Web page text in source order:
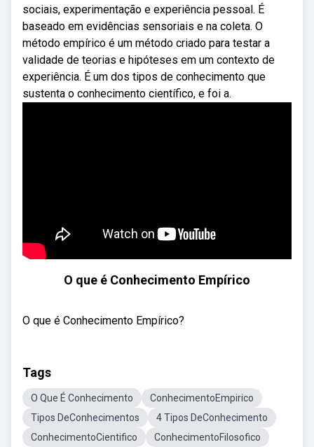
sociais, experimentação e experiência pessoal. É
baseado em evidências sensoriais e na coleta. O
método empírico é um método criado para testar a
validade de teorias e hipóteses em um contexto de
experiência. É um dos tipos de conhecimento que
sustenta o conhecimento científico, e foi a.
O que é Conhecimento Empírico
O que é Conhecimento Empírico?
Tags
O Que É Conhecimento
ConhecimentoEmpirico
Tipos DeConhecimentos
4 Tipos DeConhecimento
ConhecimentoCientifico
ConhecimentoFilosofico